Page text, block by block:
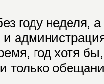
году неделя,
и
год хотя
только